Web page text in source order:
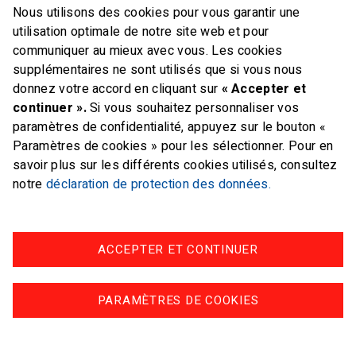
E-mail office@swiss-sailing-
team.ch
FOLLOW US ON
Twitter FacebookInstagram
Nous utilisons des cookies pour vous garantir une
utilisation optimale de notre site web et pour
communiquer au mieux avec vous. Les cookies
supplémentaires ne sont utilisés que si vous nous
donnez votre accord en cliquant sur « Accepter et
continuer ».Si vous souhaitez personnaliser vos
paramètres de confidentialité, appuyez sur le bouton «
Paramètres de cookies » pour les sélectionner. Pour en
savoir plus sur les différents cookies utilisés, consultez
notre déclaration de protection des données.
PARAMÈTRES DE COOKIES
ACCEPTER ET CONTINUER